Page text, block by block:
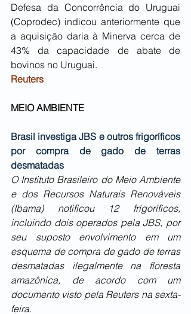
Defesa da Concorrência do Uruguai
(Coprodec) indicou anteriormente que
a aquisição daria à Minerva cerca de
43% da capacidade de abate de
bovinos no Uruguai.
Reuters
MEIO AMBIENTE
Brasil investiga JBS e outros frigoríficos
por compra de gado de terras
desmatadas
O Instituto Brasileiro do Meio Ambiente
e dos Recursos Naturais Renováveis
(Ibama) notificou 12 frigoríficos,
incluindo dois operados pela JBS, por
seu suposto envolvimento em um
esquema de compra de gado de terras
desmatadas ilegalmente na floresta
amazônica, de acordo com um
documento visto pela Reuters na sexta-
feira.